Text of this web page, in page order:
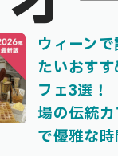
ウィーン
たいおす
フェ3選！
場の伝統
で優雅な